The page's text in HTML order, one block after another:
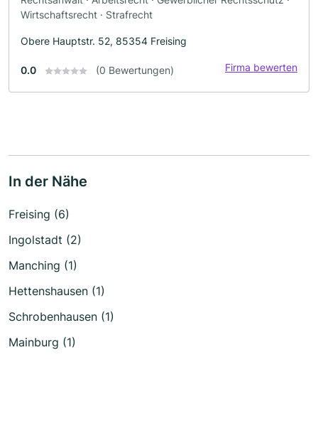
Wirtschaftsrecht · Strafrecht
Obere Hauptstr. 52, 85354 Freising
0.0 (0 Bewertungen) Firma bewerten
In der Nähe
Freising (6)
Ingolstadt (2)
Manching (1)
Hettenshausen (1)
Schrobenhausen (1)
Mainburg (1)